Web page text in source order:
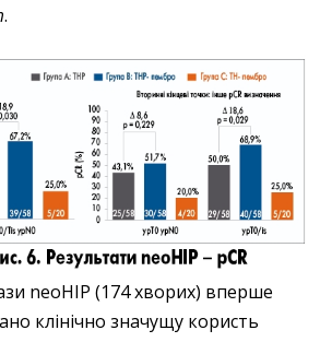
.
neoHIP (174 хворих) вперше
клінічно значущу користь